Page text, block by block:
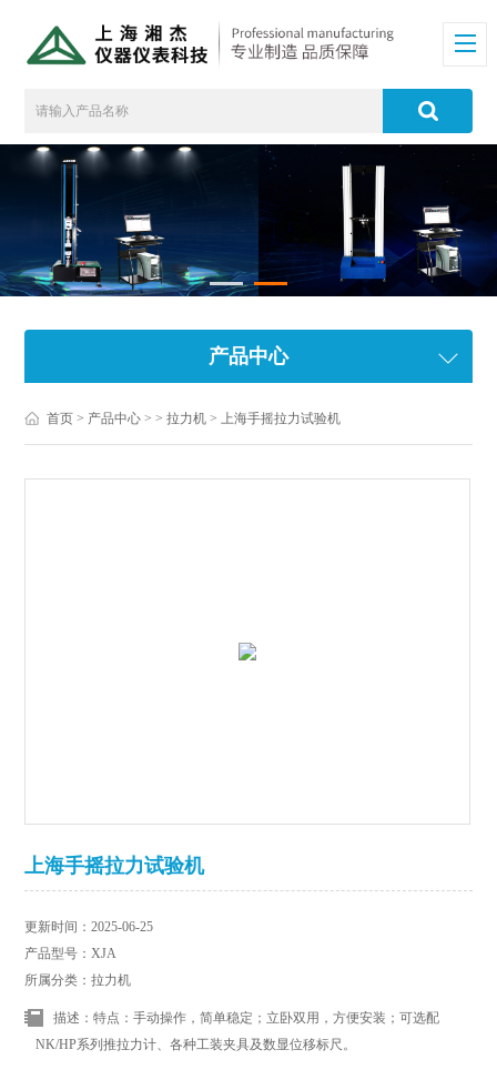
产品中心
首页 > 产品中心 > >拉力机 > 上海手摇拉力试验机
上海手摇拉力试验机
更新时间：2025-06-25
产品型号：XJA
所属分类：拉力机
描述：特点：手动操作，简单稳定；立卧双用，方便安装；可选配
NK/HP系列推拉力计、各种工装夹具及数显位移标尺。